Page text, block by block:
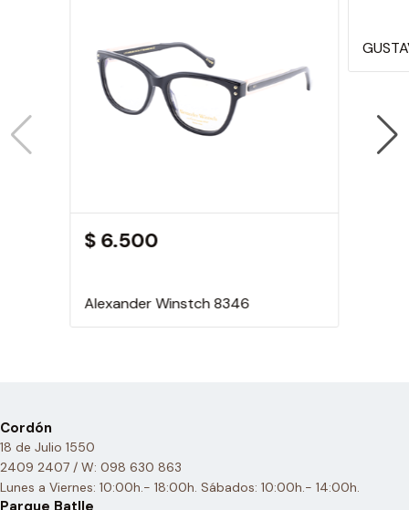
$ 6.500
Alexander Winstch 8346
Cordón
18 de Julio 1550
2409 2407 / W: 098 630 863
Lunes a Viernes: 10:00h.- 18:00h. Sábados: 10:00h.- 14:00h.